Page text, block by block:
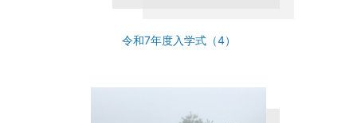
令和7年度入学式（4）